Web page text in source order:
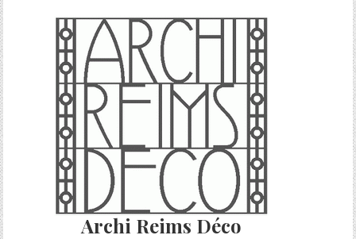
Skip to content
Archi Reims Déco